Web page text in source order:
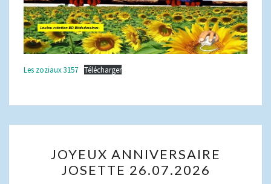
Les zoziaux 3157 Télécharger
ANNIVERSAIRE
JOSETTE
JOYEUX ANNIVERSAIRE
JOSETTE 26.07.2026